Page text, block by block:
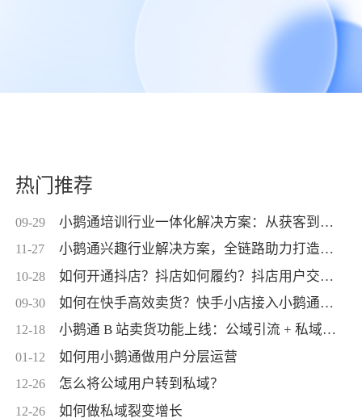
热门推荐
09-29 小鹅通培训行业一体化解决方案：从获客到交付，帮你打通增长全链路！
11-27 小鹅通兴趣行业解决方案，全链路助力打造高活跃用户生态！
10-28 如何开通抖店？抖店如何履约？抖店用户交付？抖店如何变现？
09-30 如何在快手高效卖货？快手小店接入小鹅通，转化率直线up！
12-18 小鹅通 B 站卖货功能上线：公域引流 + 私域交付闭环，助力商家高效变现！
01-12 如何用小鹅通做用户分层运营
12-26 怎么将公域用户转到私域？
12-26 如何做私域裂变增长